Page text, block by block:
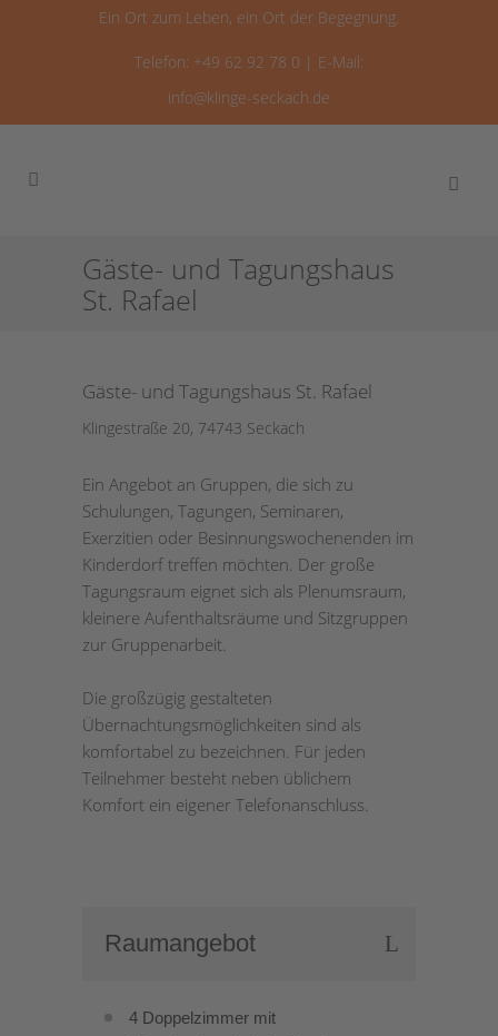
Ein Ort zum Leben, ein Ort der Begegnung.
Telefon: +49 62 92 78 0 | E-Mail:
info@klinge-seckach.de
Gäste- und Tagungshaus
St. Rafael
Gäste- und Tagungshaus St. Rafael
Klingestraße 20, 74743 Seckach
Ein Angebot an Gruppen, die sich zu
Schulungen, Tagungen, Seminaren,
Exerzitien oder Besinnungswochenenden im
Kinderdorf treffen möchten. Der große
Tagungsraum eignet sich als Plenumsraum,
kleinere Aufenthaltsräume und Sitzgruppen
zur Gruppenarbeit.
Die großzügig gestalteten
Übernachtungsmöglichkeiten sind als
komfortabel zu bezeichnen. Für jeden
Teilnehmer besteht neben üblichem
Komfort ein eigener Telefonanschluss.
Raumangebot
4 Doppelzimmer mit